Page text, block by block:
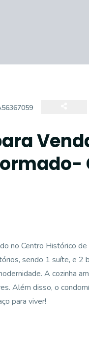
no Centro Histórico
sendo 1 suíte, e 2
A cozinha
Além disso, o
para viver!